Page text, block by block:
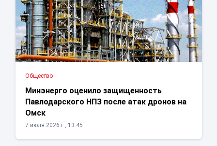
Общество
Минэнерго оценило защищенность
Павлодарского НПЗ после атак дронов на
Омск
7 июля 2026 г., 13:45